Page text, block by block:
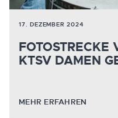
17. DEZEMBER 2024
FOTOSTRECKE
KTSV DAMEN
MEHR ERFAHREN